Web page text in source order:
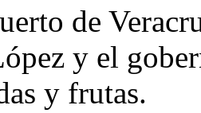
de
y el
y frutas.